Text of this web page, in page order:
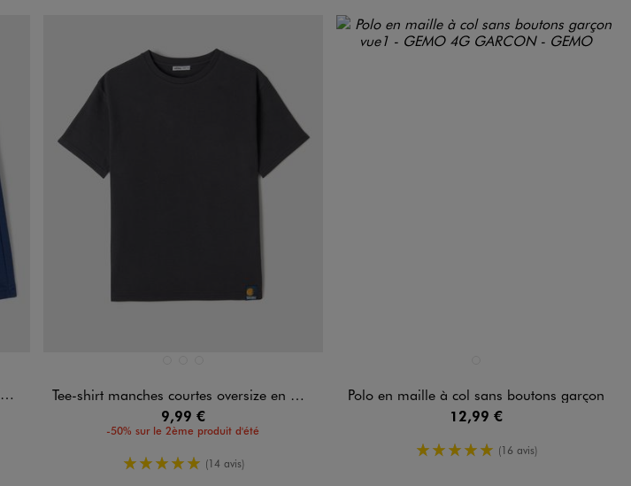
Tee-shirt manches courtes oversize en maille nid d'abeille garçon
9,99 €
-50% sur le 2ème produit d'été
5/5 de moyenne
(14 avis)
Polo en maille à col sans boutons garçon
12,99 €
5/5 de moyenne
(16 avis)